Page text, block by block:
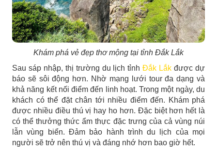
Khám phá vẻ đẹp thơ mộng tại tỉnh Đắk Lắk
Sau sáp nhập, thị trường du lịch tỉnh Đắk Lắk được dự
báo sẽ sôi động hơn. Nhờ mạng lưới tour đa dạng và
khả năng kết nối điểm đến linh hoạt. Trong một ngày, du
khách có thể đặt chân tới nhiều điểm đến. Khám phá
được nhiều điều thú vị hay ho hơn. Đặc biệt hơn hết là
có thể thưởng thức ẩm thực đặc trưng của cả vùng núi
lẫn vùng biển. Đảm bảo hành trình du lịch của mọi
người sẽ trở nên thú vị và đáng nhớ hơn bao giờ hết.